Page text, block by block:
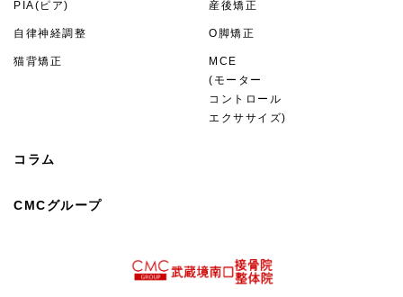
PIA(ピア) 産後矯正
自律神経調整 O脚矯正
猫背矯正
MCE
(モーター
コントロール
エクササイズ)
コラム
CMCグループ